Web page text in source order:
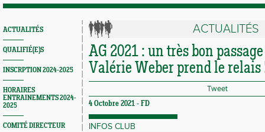
ACTUALITÉS
QUALIFIÉ(E)S
INSCRPTION 2024-2025
HORAIRES
ENTRAINEMENTS 2024-
2025
COMITÉ DIRECTEUR
ACTUALITÉS
AG 2021 : un très bon
Valérie Weber prend le relais
Tweet
4 Octobre 2021 - FD
INFOS CLUB